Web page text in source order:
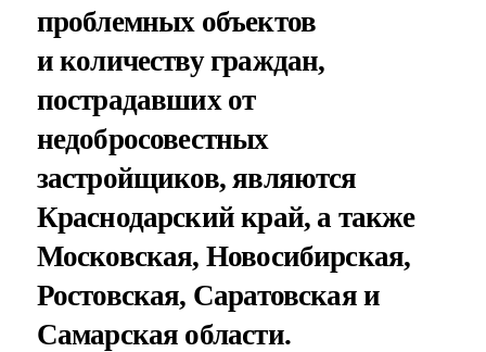
проблемных объектов
и количеству граждан,
пострадавших от
недобросовестных
застройщиков, являются
Краснодарский край, а также
Московская, Новосибирская,
Ростовская, Саратовская и
Самарская области.